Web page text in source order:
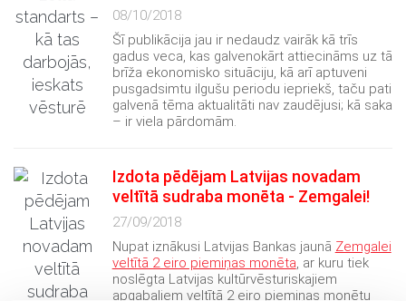
08/10/2018
Šī publikācija jau ir nedaudz vairāk kā trīs
gadus veca, kas galvenokārt attiecināms uz tā
brīža ekonomisko situāciju, kā arī aptuveni
pusgadsimtu ilgušu periodu iepriekš, taču pati
galvenā tēma aktualitāti nav zaudējusi; kā saka
– ir viela pārdomām.
Izdota pēdējam Latvijas novadam
veltītā sudraba monēta - Zemgalei!
27/09/2018
Nupat iznākusi Latvijas Bankas jaunā Zemgalei
veltītā 2 eiro piemiņas monēta, ar kuru tiek
noslēgta Latvijas kultūrvēsturiskajiem
apgabaliem veltītā 2 eiro piemiņas monētu